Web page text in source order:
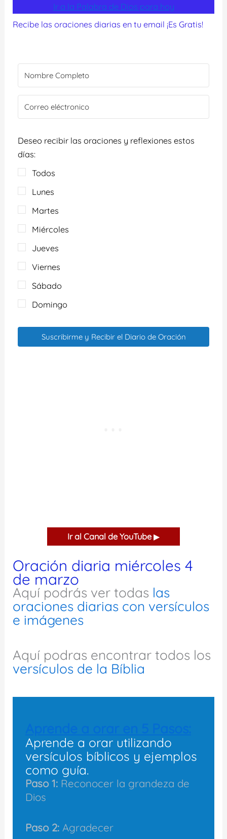
Ir a la Palabra de Dios para hoy
Recibe las oraciones diarias en tu email ¡Es Gratis!
Deseo recibir las oraciones y reflexiones estos
días:
Todos
Lunes
Martes
Miércoles
Jueves
Viernes
Sábado
Domingo
Suscribirme y Recibir el Diario de Oración
Ir al Canal de YouTube ▶
Oración diaria miércoles 4
de marzo
Aquí podrás ver todas las
oraciones diarias con versículos
e imágenes
Aquí podras encontrar todos los
versículos de la Bíblia
Aprende a orar utilizando
versículos bíblicos y ejemplos
como guía.
Paso 1:Reconocer la grandeza de
Dios
Paso 2:Agradecer